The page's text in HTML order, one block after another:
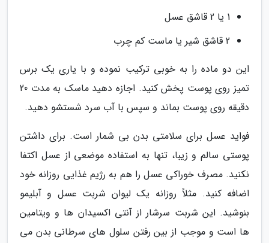
1 یا 2 قاشق عسل
2 قاشق شیر یا ماست کم چرب
این دو ماده را به خوبی ترکیب نموده و با یاری یک برس
تمیز روی پوست پخش کنید. اجازه دهید ماسک به مدت 20
دقیقه روی پوست بماند و سپس با آب سرد شستشو دهید.
فواید عسل برای سلامتی بدن بی شمار است. برای داشتن
پوستی سالم و زیبا، تنها به استفاده موضعی از عسل اکتفا
نکنید. مصرف خوراکی عسل را هم به رژیم غذایی روزانه خود
اضافه کنید. مثلاً روزانه یک لیوان شربت عسل و آبلیمو
بنوشید. این شربت سرشار از آنتی اکسیدان ها و ویتامین
ها است و موجب از بین رفتن سلول های سرطانی بدن می